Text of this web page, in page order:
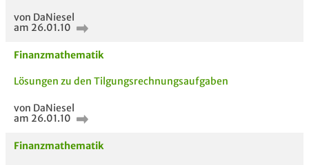
von DaNiesel
am 26.01.10
Finanzmathematik
Lösungen zu den Tilgungsrechnungsaufgaben
von DaNiesel
am 26.01.10
Finanzmathematik